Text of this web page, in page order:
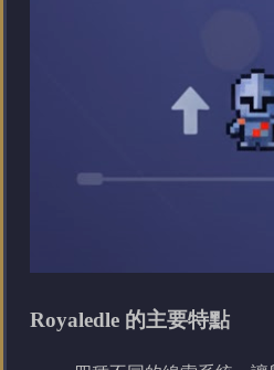
Royaledle 的主要特點